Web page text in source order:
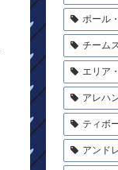
ポール
チーム
エリア
アレハ
ティボ
アンド